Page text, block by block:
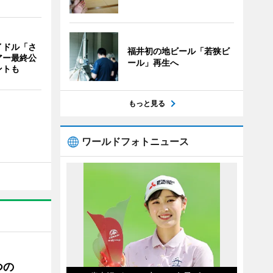
ル「さ
ー最終公
も
の
福井初の地ビール「若狭ビ
ール」再生へ
もっと見る
ワールドフォトニュース